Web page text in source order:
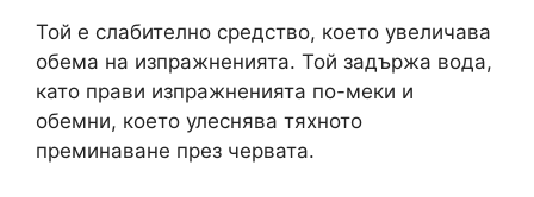
Той е слабително средство, което увеличава
обема на изпражненията. Той задържа вода,
като прави изпражненията по-меки и
обемни, което улеснява тяхното
преминаване през червата.